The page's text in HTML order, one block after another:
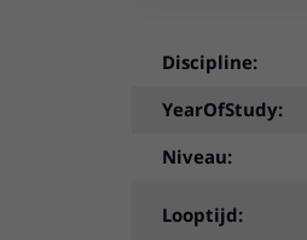
Discipline:
YearOfStudy:
Niveau:
Looptijd: